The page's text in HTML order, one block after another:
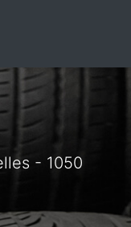
- 1050